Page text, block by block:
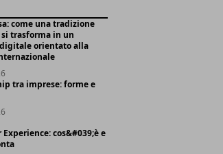
come una tradizione
si trasforma in un
digitale orientato alla
tra imprese: forme e
cos&#039;è e